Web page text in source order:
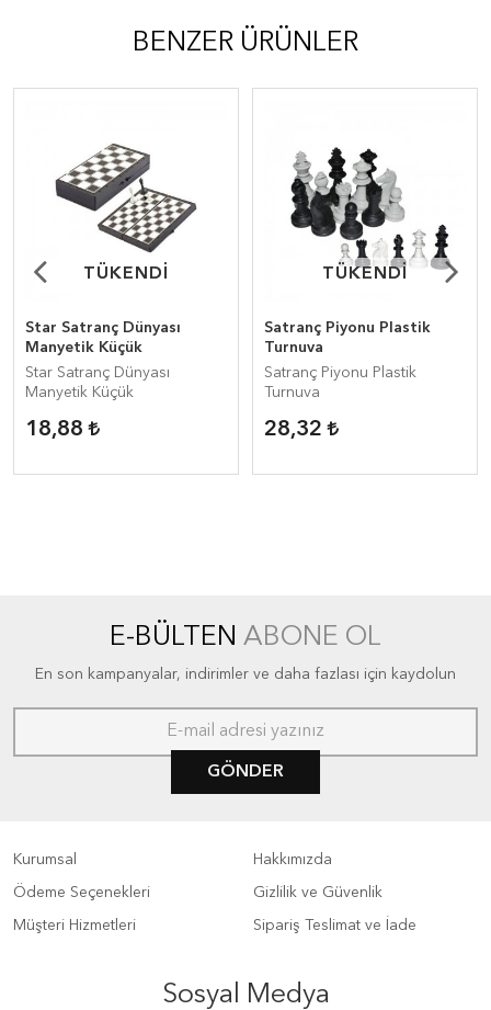
BENZER ÜRÜNLER
TÜKENDİ
TÜKENDİ
Star Satranç Dünyası
Manyetik Küçük
Star Satranç Dünyası
Manyetik Küçük
18,88
TÜKENDİ
TÜKENDİ
Satranç Piyonu Plastik
Turnuva
Satranç Piyonu Plastik
Turnuva
28,32
E-BÜLTEN ABONE OL
En son kampanyalar, indirimler ve daha fazlası için kaydolun
GÖNDER
Kurumsal
Ödeme Seçenekleri
Müşteri Hizmetleri
Hakkımızda
Gizlilik ve Güvenlik
Sipariş Teslimat ve İade
Sosyal Medya